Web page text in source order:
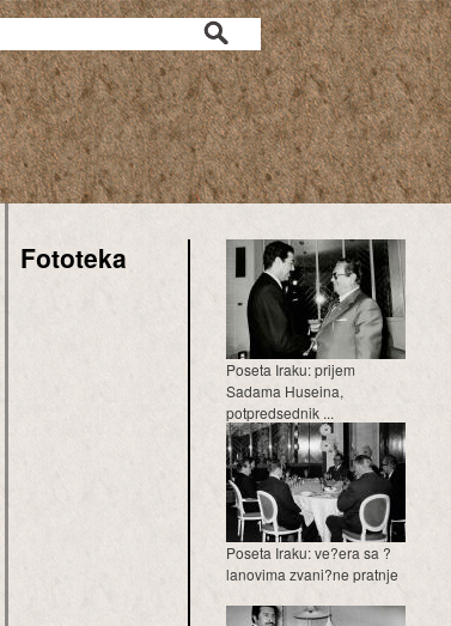
Fototeka
Poseta Iraku: prijem
Sadama Huseina,
potpredsednik ...
Poseta Iraku: ve?era sa ?
lanovima zvani?ne pratnje